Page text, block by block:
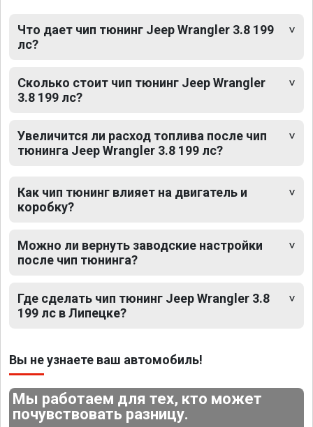
Что дает чип тюнинг Jeep Wrangler 3.8 199
лс?
Сколько стоит чип тюнинг Jeep Wrangler
3.8 199 лс?
Увеличится ли расход топлива после чип
тюнинга Jeep Wrangler 3.8 199 лс?
Как чип тюнинг влияет на двигатель и
коробку?
Можно ли вернуть заводские настройки
после чип тюнинга?
Где сделать чип тюнинг Jeep Wrangler 3.8
199 лс в Липецке?
Вы не узнаете ваш автомобиль!
Мы работаем для тех, кто может
почувствовать разницу.